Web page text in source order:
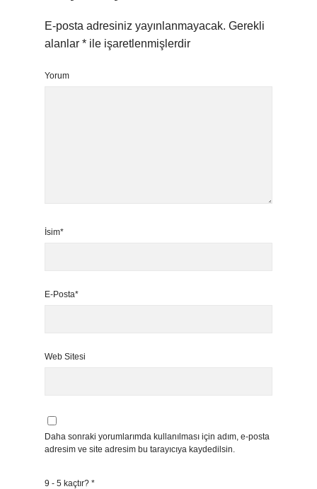
E-posta adresiniz yayınlanmayacak. Gerekli
alanlar * ile işaretlenmişlerdir
Yorum
İsim*
E-Posta*
Web Sitesi
Daha sonraki yorumlarımda kullanılması için adım, e-posta
adresim ve site adresim bu tarayıcıya kaydedilsin.
9 - 5 kaçtır? *